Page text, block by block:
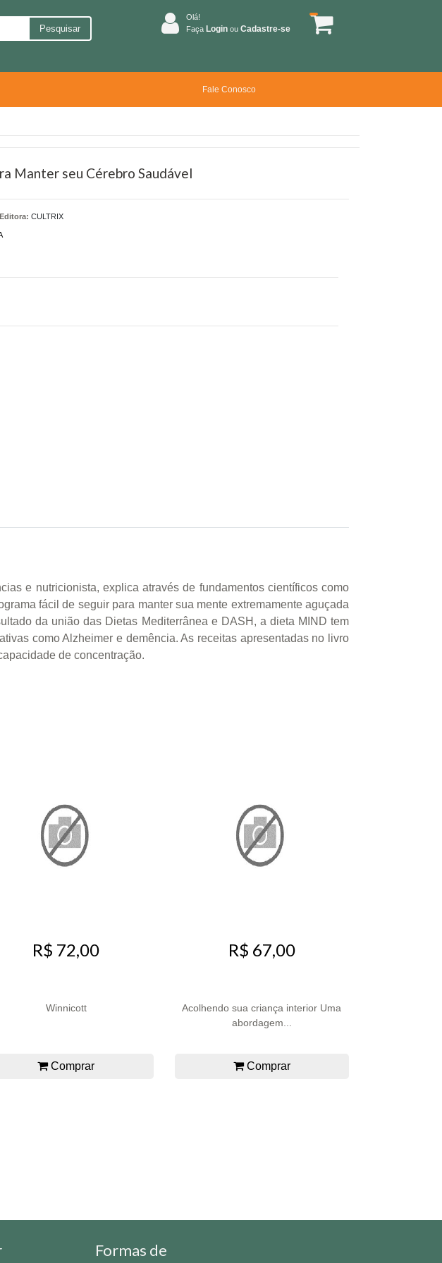
Pesquisar
Olá!
Faça Login ou Cadastre-se
Fale Conosco
Manter seu Cérebro Saudável
Editora: CULTRIX
e nutricionista, explica através de fundamentos científicos como
fácil de seguir para manter sua mente extremamente aguçada
da união das Dietas Mediterrânea e DASH, a dieta MIND tem
como Alzheimer e demência. As receitas apresentadas no livro
de concentração.
R$ 72,00
Winnicott
Comprar
R$ 67,00
Acolhendo sua criança interior Uma
abordagem...
Comprar
Formas de